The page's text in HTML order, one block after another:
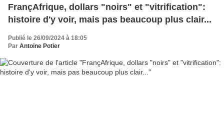
FrançAfrique, dollars "noirs" et "vitrification":
histoire d'y voir, mais pas beaucoup plus clair...
Publié le 26/09/2024 à 18:05
Par Antoine Potier